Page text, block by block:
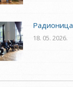
Радионица
18. 05. 2026.